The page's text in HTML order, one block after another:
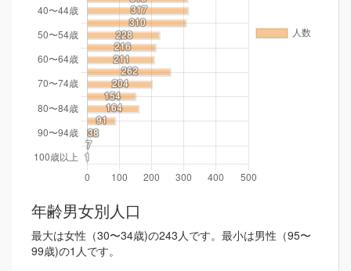
年齢男女別人口
最大は女性（30〜34歳)の243人です。最小は男性（95〜
99歳)の1人です。